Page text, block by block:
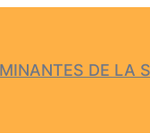
DE LA